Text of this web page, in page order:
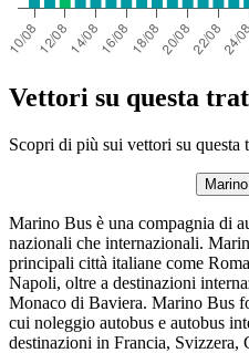
Vettori su questa
Scopri di più sui vettori su questa
Marino Bus è una compagnia di
nazionali che internazionali.
principali città italiane come
Napoli, oltre a destinazioni
Monaco di Baviera. Marino Bus
cui noleggio autobus e autobus
destinazioni in Francia, Svizzera,